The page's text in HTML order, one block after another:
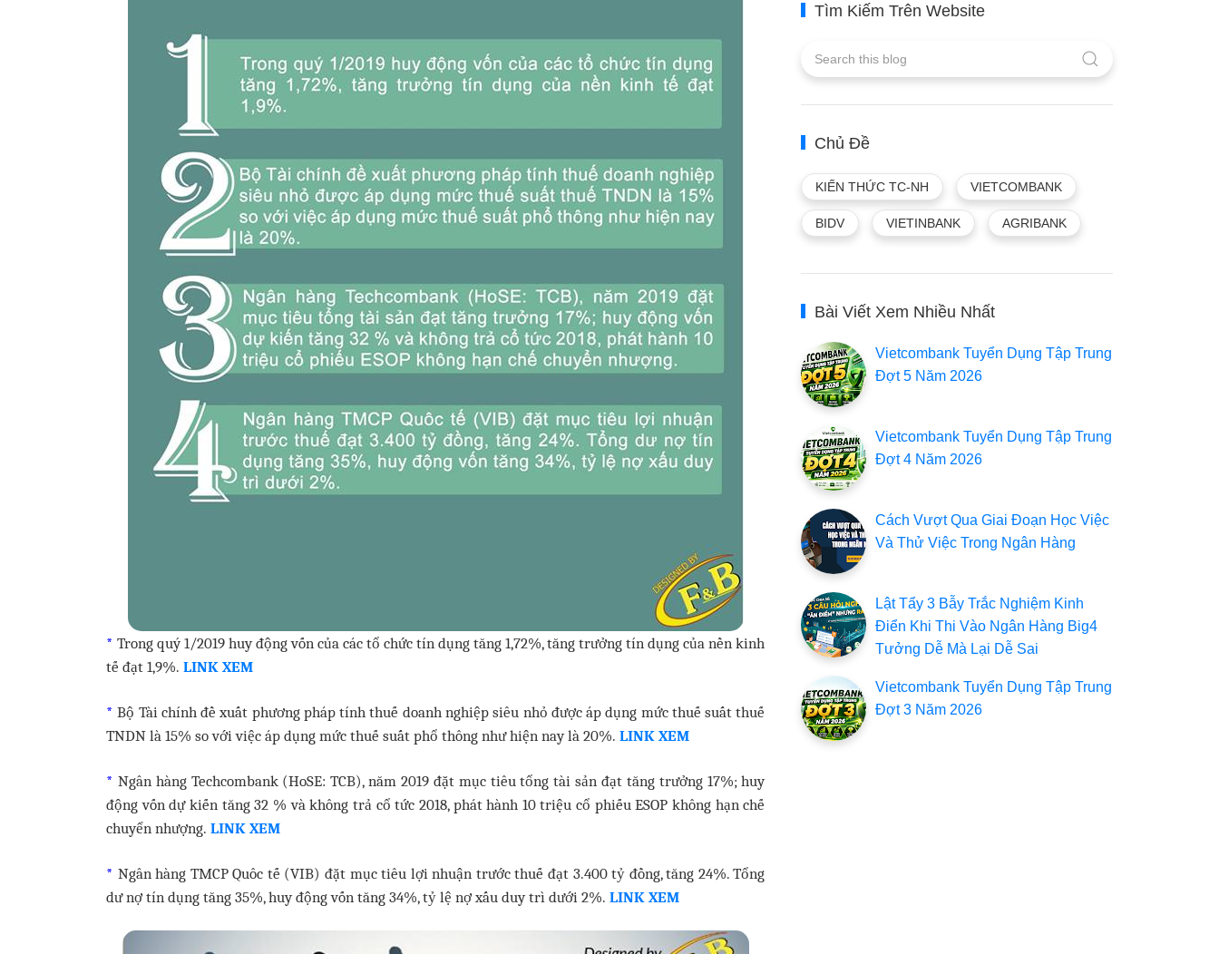
*Trong quý 1/2019 huy động vốn của các tổ chức tín dụng tăng 1,72%, tăng trưởng tín dụng của nền kinh
tế đạt 1,9%. LINK XEM
*Bộ Tài chính đề xuất phương pháp tính thuế doanh nghiệp siêu nhỏ được áp dụng mức thuế suất thuế
TNDN là 15% so với việc áp dụng mức thuế suất phổ thông như hiện nay là 20%. LINK XEM
* Ngân hàng Techcombank (HoSE: TCB), năm 2019 đặt mục tiêu tổng tài sản đạt tăng trưởng 17%; huy
động vốn dự kiến tăng 32 % và không trả cổ tức 2018, phát hành 10 triệu cổ phiếu ESOP không hạn chế
chuyển nhượng. LINK XEM
* Ngân hàng TMCP Quôc tế (VIB) đặt mục tiêu lợi nhuận trước thuế đạt 3.400 tỷ đồng, tăng 24%. Tổng
dư nợ tín dụng tăng 35%, huy động vốn tăng 34%, tỷ lệ nợ xấu duy trì dưới 2%. LINK XEM
Tìm Kiếm Trên Website
Chủ Đề
KIẾN THỨC TC-NH VIETCOMBANK
BIDV VIETINBANK AGRIBANK
Bài Viết Xem Nhiều Nhất
Vietcombank Tuyển Dụng Tập Trung
Đợt 5 Năm 2026
Vietcombank Tuyển Dụng Tập Trung
Đợt 4 Năm 2026
Cách Vượt Qua Giai Đoạn Học Việc
Và Thử Việc Trong Ngân Hàng
Lật Tẩy 3 Bẫy Trắc Nghiệm Kinh
Điển Khi Thi Vào Ngân Hàng Big4
Tưởng Dễ Mà Lại Dễ Sai
Vietcombank Tuyển Dụng Tập Trung
Đợt 3 Năm 2026